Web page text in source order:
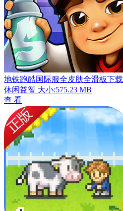
地铁跑酷国际服全皮肤全滑板下载
休闲益智 大小:575.23 MB
查 看